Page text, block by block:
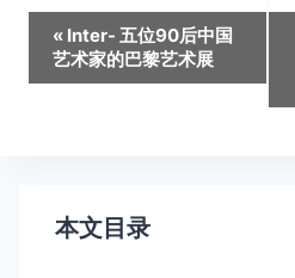
活
动
« Inter- 五位90后中国
艺术家的巴黎艺术展
本文目录